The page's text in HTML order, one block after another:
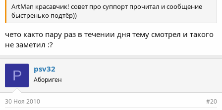
ArtMan красавчик! совет про суппорт прочитал и сообщение
быстренько подтёр))
чето както пару раз в течении дня тему смотрел и такого
не заметил :?
P psv32
Абориген
30 Ноя 2010 #20